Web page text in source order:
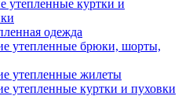
утепленные куртки и
одежда
утепленные брюки, шорты,
утепленные жилеты
утепленные куртки и пуховки